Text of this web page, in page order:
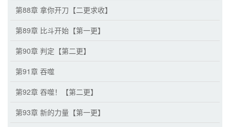
第88章 拿你开刀【二更求收】
第89章 比斗开始【第一更】
第90章 判定【第二更】
第91章 吞噬
第92章 吞噬！【第二更】
第93章 新的力量【第一更】